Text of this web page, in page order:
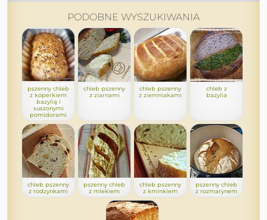
PODOBNE WYSZUKIWANIA
pszenny chleb
z koperkiem
bazylią i
suszonymi
pomidorami
chleb pszenny
z ziarnami
chleb pszenny
z ziemniakami
chleb z
bazylia
chleb pszenny
z rodzynkami
pszenny chleb
z mlekiem
chleb pszenny
z kminkiem
pszenny chleb
z rozmarynem